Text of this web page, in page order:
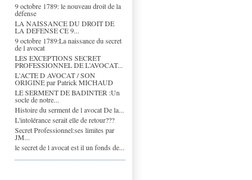
9 octobre 1789: le nouveau droit de la
défense
LA NAISSANCE DU DROIT DE
LA DEFENSE CE 9...
9 octobre 1789:La naissance du secret
de l avocat
LES EXCEPTIONS SECRET
PROFESSIONNEL DE L’AVOCAT...
L'ACTE D AVOCAT / SON
ORIGINE par Patrick MICHAUD
LE SERMENT DE BADINTER :Un
socle de notre...
Histoire du serment de l avocat De la...
L'intolérance serait elle de retour???
Secret Professionnel:ses limites par
JM...
le secret de l avocat est il un fonds de...